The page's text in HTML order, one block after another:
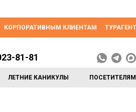
КОРПОРАТИВНЫМ КЛИЕНТАМ
ЛЕТНИЕ КАНИКУЛЫ ПОСЕТИТЕЛЯМ
81-81